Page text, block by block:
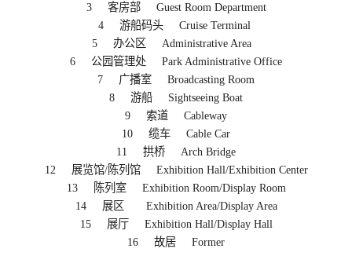
3 客房部 Guest Room Department
4 游船码头 Cruise Terminal
5 办公区 Administrative Area
6 公园管理处 Park Administrative Office
7 广播室 Broadcasting Room
8 游船 Sightseeing Boat
9 索道 Cableway
10 缆车 Cable Car
11 拱桥 Arch Bridge
12 展览馆/陈列馆 Exhibition Hall/Exhibition Center
13 陈列室 Exhibition Room/Display Room
14 展区 Exhibition Area/Display Area
15 展厅 Exhibition Hall/Display Hall
16 故居 Former